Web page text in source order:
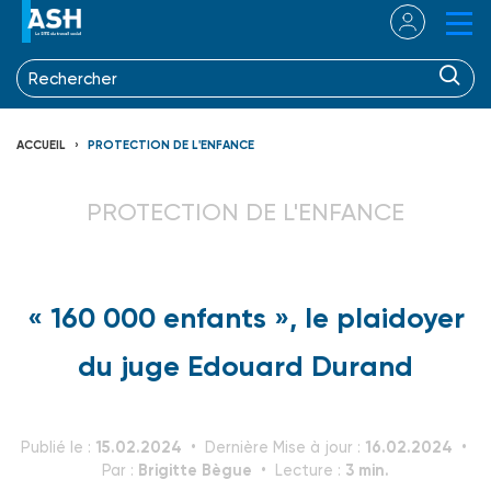
ACCUEIL PROTECTION DE L'ENFANCE
PROTECTION DE L'ENFANCE
« 160 000 enfants », le plaidoyer
du juge Edouard Durand
Publié le : 15.02.2024 Dernière Mise à jour : 16.02.2024
Par : Brigitte Bègue Lecture : 3 min.